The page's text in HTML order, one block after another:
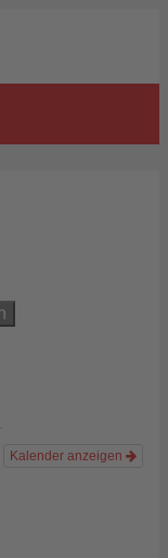
Kalender anzeigen